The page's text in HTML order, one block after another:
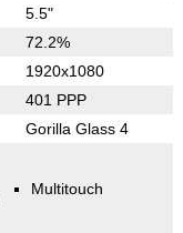
5.5"
72.2%
1920x1080
401 PPP
Gorilla Glass 4
Multitouch